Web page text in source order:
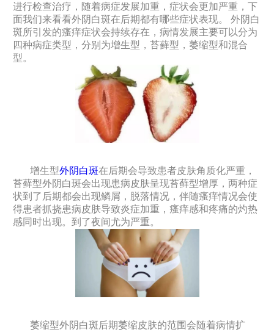
进行检查治疗，随着病症发展加重，症状会更加严重，下
面我们来看看外阴白斑在后期都有哪些症状表现。 外阴白
斑所引发的瘙痒症状会持续存在，病情发展主要可以分为
四种病症类型，分别为增生型，苔藓型，萎缩型和混合
型。
增生型外阴白斑在后期会导致患者皮肤角质化严重，
苔藓型外阴白斑会出现患病皮肤呈现苔藓型增厚，两种症
状到了后期都会出现鳞屑，脱落情况，伴随瘙痒情况会使
得患者抓挠患病皮肤导致炎症加重，瘙痒感和疼痛的灼热
感同时出现。到了夜间尤为严重。
萎缩型外阴白斑后期萎缩皮肤的范围会随着病情扩